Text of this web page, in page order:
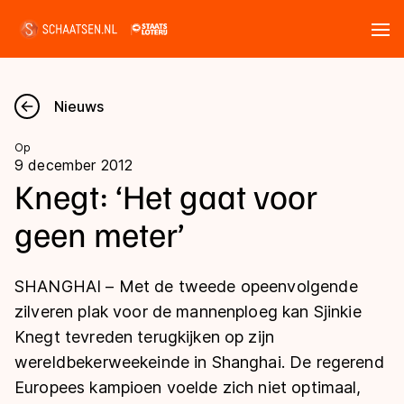
Nieuws
Kalender
Disciplines
Langebaan
Shorttrack
Inlineskaten
Uitslagen
Langebaan
Shorttrack
Marathon
Tijden & historie
Ranglijsten Langebaan
Nieuws
Op
9 december 2012
Knegt: ‘Het gaat voor
geen meter’
SHANGHAI – Met de tweede opeenvolgende
zilveren plak voor de mannenploeg kan Sjinkie
Knegt tevreden terugkijken op zijn
wereldbekerweekeinde in Shanghai. De regerend
Europees kampioen voelde zich niet optimaal,